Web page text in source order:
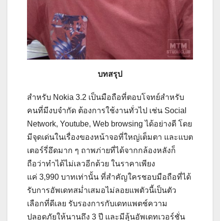
บทสรุป
สำหรับ Nokia 3.2 เป็นมือถือที่ตอบโจทย์สำหรับ
คนที่มีงบจำกัด ต้องการใช้งานทั่วไป เช่น Social
Network, Youtube, Web browsing ได้อย่างดี โดย
มีจุดเด่นในเรื่องของหน้าจอที่ใหญ่เต็มตา และแบต
เตอร์รี่อึดมาก ๆ ถาพภ่ายที่ได้จากกล้องหลังก็
ถือว่าทำได้ไม่เลวอีกด้วย ในราคาเพียง
แค่ 3,990 บาทเท่านั้น ที่สำคัญใครชอบมือถือที่ได้
รับการอัพเดทสม่ำเสมอไม่ลอยแพตัวนี้เป็นตัว
เลือกที่ดีเลย รับรองการกับเดทแพตช์ความ
ปลอดภัยให้นานถึง 3 ปี และมีลุ้นอัพเดทเวอร์ชั่น